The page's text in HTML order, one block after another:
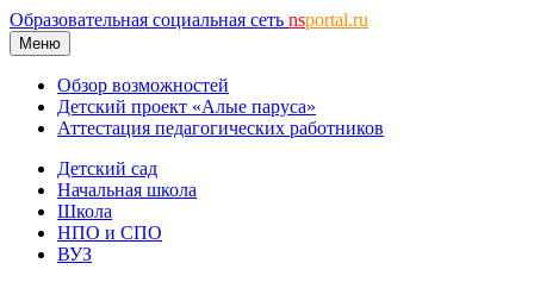
Образовательная социальная сеть nsportal.ru
Меню
Обзор возможностей
Детский проект «Алые паруса»
Аттестация педагогических работников
Детский сад
Начальная школа
Школа
НПО и СПО
ВУЗ